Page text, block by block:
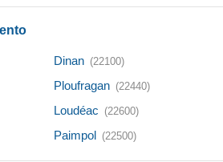
Dinan (22100)
Ploufragan (22440)
Loudéac (22600)
Paimpol (22500)